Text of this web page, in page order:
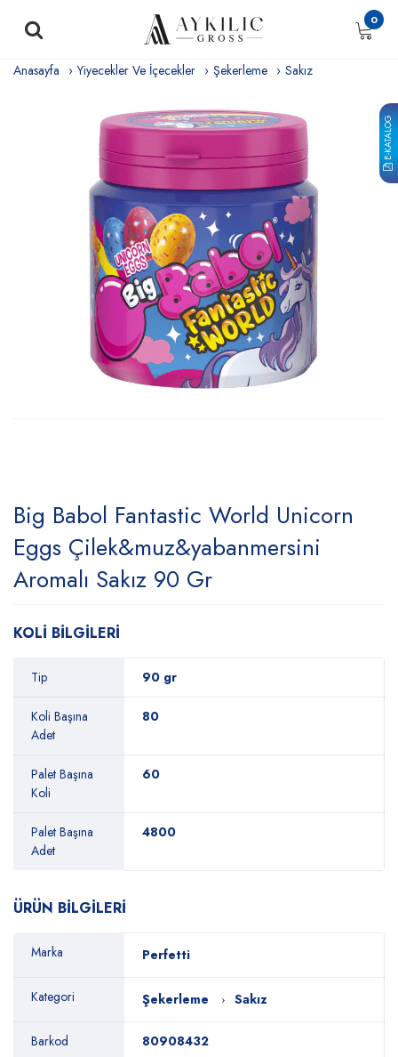
E-KATALOG
0
Anasayfa Yiyecekler Ve İçecekler Şekerleme Sakız
Big Babol Fantastic World Unicorn
Eggs Çilek&muz&yabanmersini
Aromalı Sakız 90 Gr
KOLİ BİLGİLERİ
Tip 90 gr
Koli Başına
Adet
80
Palet Başına
Koli
60
Palet Başına
Adet
4800
ÜRÜN BİLGİLERİ
Marka Perfetti
Kategori Şekerleme Sakız
Barkod 80908432